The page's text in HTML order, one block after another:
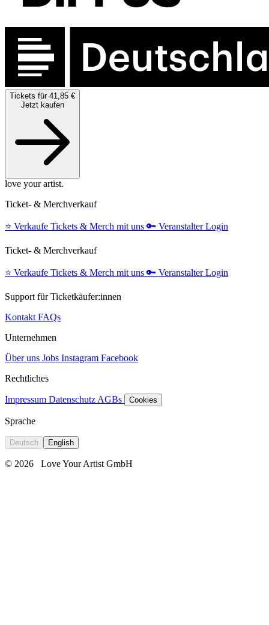
Tickets für 41,85 €
Jetzt kaufen
love your artist.
Ticket- & Merchverkauf
⭐️ Verkaufe Tickets & Merch mit uns 🔑 Veranstalter Login
Ticket- & Merchverkauf
⭐️ Verkaufe Tickets & Merch mit uns 🔑 Veranstalter Login
Support für Ticketkäufer:innen
Kontakt FAQs
Unternehmen
Über uns Jobs Instagram Facebook
Rechtliches
Impressum Datenschutz AGBs Cookies
Sprache
Deutsch English
© 2026 Love Your Artist GmbH